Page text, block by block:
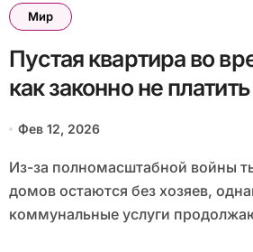
Мир
Пустая квартира во
как законно не платить
коммуналку и о чем
забывать
Фев 12, 2026
Из-за полномасштабной войны тысячи украинских
домов остаются без хозяев,
коммунальные услуги